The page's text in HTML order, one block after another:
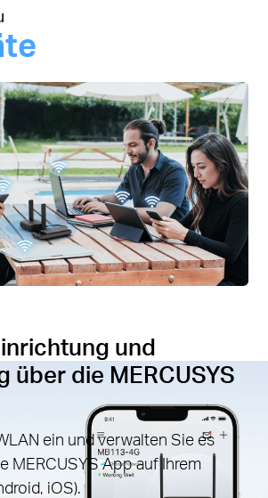
und
über die MERCUSYS
ein und verwalten Sie es
MERCUSYS App auf Ihrem
iOS).